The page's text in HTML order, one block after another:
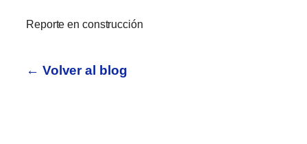
Reporte en construcción
← Volver al blog